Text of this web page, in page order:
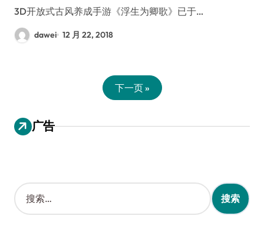
3D开放式古风养成手游《浮生为卿歌》已于…
dawei 12 月 22, 2018
下一页 »
广告
搜
索
：